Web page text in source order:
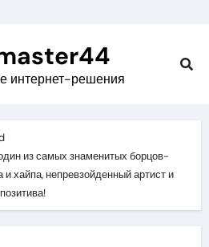
интернет-решения
из самых знаменитых борцов-
хайпа, непревзойденный артист и